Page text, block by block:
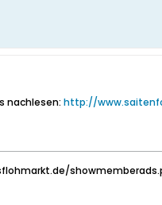
nachlesen: http://